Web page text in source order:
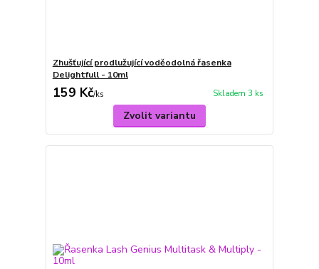
Zhušťující prodlužující voděodolná řasenka
Delightfull - 10ml
159 Kč/ks Skladem 3 ks
Zvolit variantu